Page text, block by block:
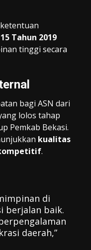
Tahun 2019
tinggi secara
bagi ASN dari
lolos tahap
Pemkab Bekasi.
kualitas
.
di
berjalan baik.
daerah,”